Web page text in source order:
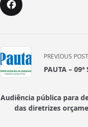
<span
class="nav-
subtitle
reader-
text">Page</span>
PREVIOUS POST
PAUTA – 09ª
Audiência pública para
das diretrizes